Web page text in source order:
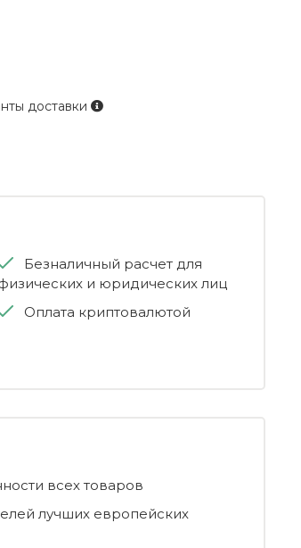
доставки
Безналичный расчет для
и юридических лиц
Оплата криптовалютой
всех товаров
лучших европейских